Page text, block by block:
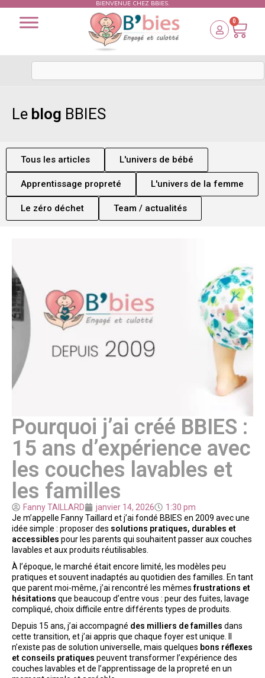
BIENVENUE CHEZ BBIES.
0
Le blog BBIES
Tous les articles L'univers de bébé
Apprentissage propreté L'univers de la femme
Le zéro déchet Team / actualités
Pourquoi j’ai créé BBIES :
15 ans d’expérience avec
les couches lavables et
les familles
Fanny TAILLARD janvier 14, 2026
1:30 pm
Je m’appelle Fanny Taillard et j’ai fondé BBIES en 2009 avec une
idée simple : proposer des solutions pratiques, durables et
accessibles pour les parents qui souhaitent passer aux couches
lavables et aux produits réutilisables.
À l’époque, le marché était encore limité, les modèles peu
pratiques et souvent inadaptés au quotidien des familles. En tant
que parent moi-même, j’ai rencontré les mêmesfrustrations et
hésitations que beaucoup d’entre vous : peur des fuites, lavage
compliqué, choix difficile entre différents types de produits.
Depuis 15 ans, j’ai accompagné des milliers de familles dans
cette transition, et j’ai appris que chaque foyer est unique. Il
n’existe pas de solution universelle, mais quelques bons réflexes
et conseils pratiques peuvent transformer l’expérience des
couches lavables et de l’apprentissage de la propreté en un